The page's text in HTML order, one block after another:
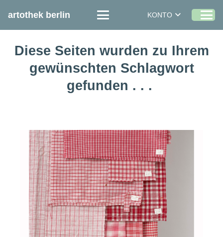
artothek berlin KONTO
Diese Seiten wurden zu Ihrem
gewünschten Schlagwort
gefunden . . .